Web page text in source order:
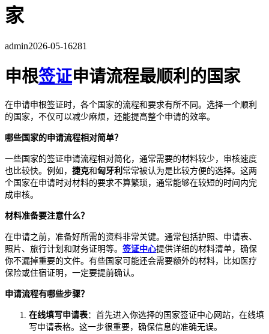
家
admin2026-05-16281
申根签证申请流程最顺利的国家
在申请申根签证时，各个国家的流程和要求有所不同。选择一个顺利
的国家，不仅可以减少麻烦，还能提高整个申请的效率。
哪些国家的申请流程相对简单？
一些国家的签证申请流程相对简化，通常需要的材料较少，审核速度
也比较快。例如， 捷克和匈牙利 常常被认为是比较方便的选择。这两
个国家在申请时对材料的要求不算繁琐，通常能够在较短的时间内完
成审核。
材料准备要注意什么？
在申请之前，准备好所需的资料非常关键。通常包括护照、申请表、
照片、旅行计划和财务证明等。 签证中心提供详细的材料清单，确保
你不漏掉重要的文件。有些国家可能还会需要额外的材料，比如医疗
保险或住宿证明，一定要提前确认。
申请流程有哪些步骤？
在线填写申请表：首先进入你选择的国家签证中心网站，在线填
写申请表格。这一步很重要，确保信息的准确无误。